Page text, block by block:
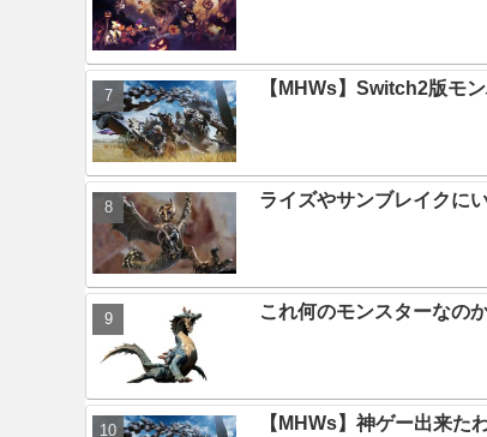
【MHWs】Switch2版モ
ライズやサンブレイクに
これ何のモンスターなの
【MHWs】神ゲー出来た